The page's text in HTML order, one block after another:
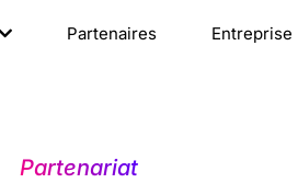
Partenaires Entreprise
Partenariat